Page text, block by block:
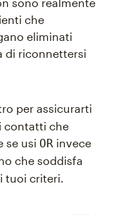
che
eliminati
di riconnettersi
per assicurarti
contatti che
se usi OR invece
che soddisfa
tuoi criteri.